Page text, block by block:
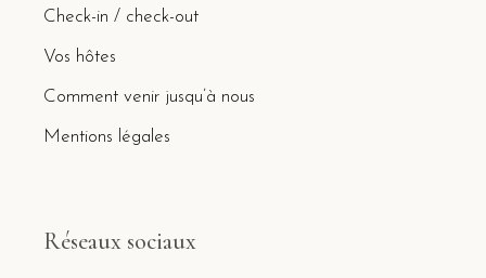
Check-in / check-out
Vos hôtes
Comment venir jusqu’à nous
Mentions légales
Réseaux sociaux